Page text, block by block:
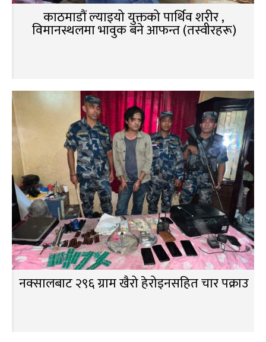
काठमाडौं ल्याइयो युक्तको पार्थिव शरीर ,
विमानस्थलमा भावुक बने आफन्त (तस्वीरहरू)
नक्सालबाट २९६ ग्राम खैरो हेरोइनसहित चार पक्राउ